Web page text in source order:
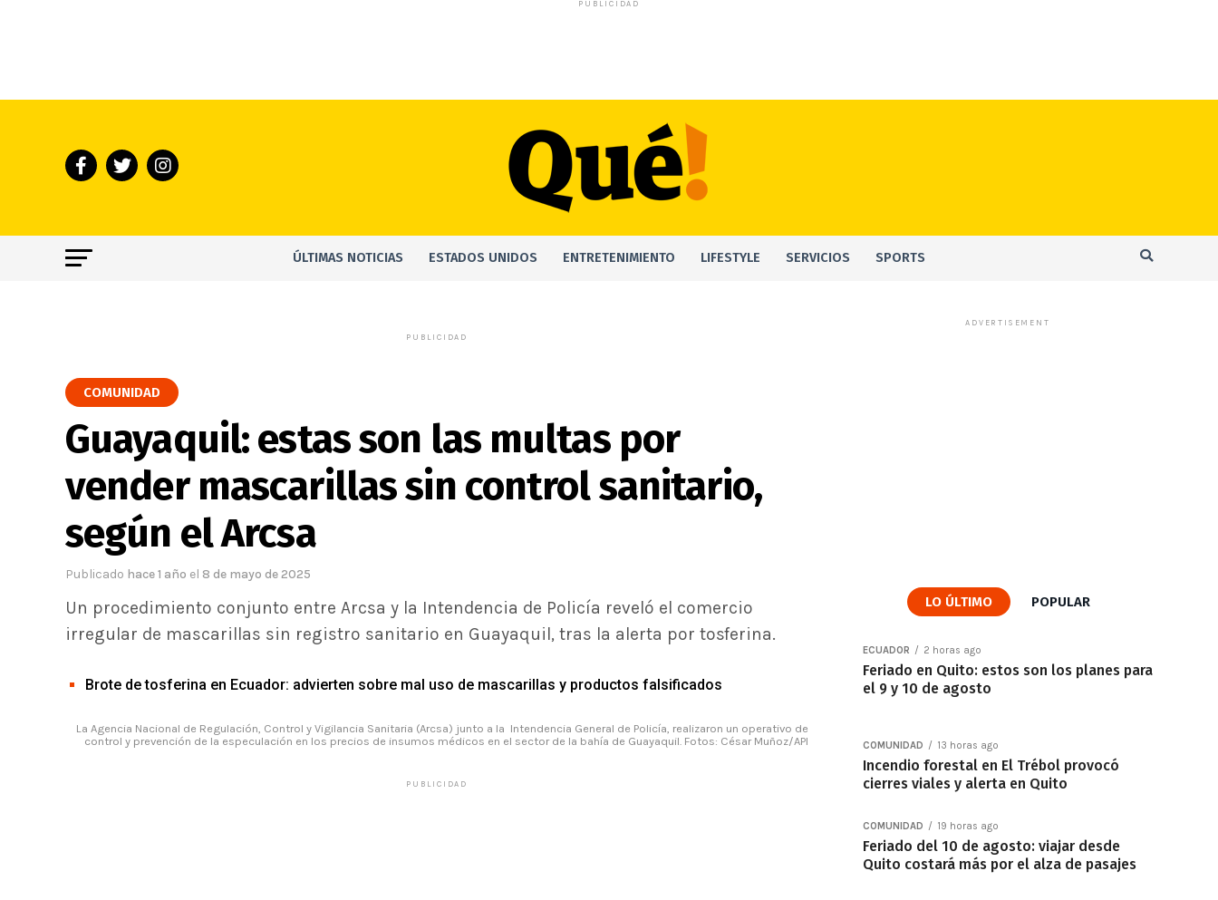
PUBLICIDAD
ÚLTIMAS NOTICIAS ESTADOS UNIDOS ENTRETENIMIENTO LIFESTYLE SERVICIOS SPORTS
PUBLICIDAD
COMUNIDAD
Guayaquil: estas son las multas por
vender mascarillas sin control sanitario,
según el Arcsa
Publicado hace 1 año el 8 de mayo de 2025
Un procedimiento conjunto entre Arcsa y la Intendencia de Policía reveló el comercio
irregular de mascarillas sin registro sanitario en Guayaquil, tras la alerta por tosferina.
Brote de tosferina en Ecuador: advierten sobre mal uso de mascarillas y productos falsificados
La Agencia Nacional de Regulación, Control y Vigilancia Sanitaria (Arcsa) junto a la Intendencia General de Policía, realizaron un operativo de
control y prevención de la especulación en los precios de insumos médicos en el sector de la bahía de Guayaquil. Fotos: César Muñoz/API
PUBLICIDAD
ADVERTISEMENT
LO ÚLTIMO POPULAR
ECUADOR 2 horas ago
Feriado en Quito: estos son los planes para
el 9 y 10 de agosto
COMUNIDAD 13 horas ago
Incendio forestal en El Trébol provocó
cierres viales y alerta en Quito
COMUNIDAD 19 horas ago
Feriado del 10 de agosto: viajar desde
Quito costará más por el alza de pasajes